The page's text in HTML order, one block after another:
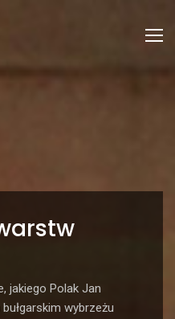
jakiego Polak Jan
wybrzeżu